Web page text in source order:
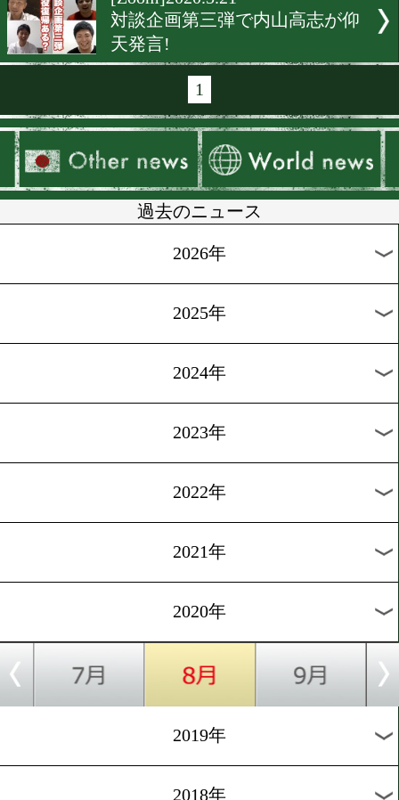
[健康管理]2020.6.1
血中酸素飽和度をチェック!
[写真特集]2020.5.29
今週は「フック」特集!
[ボクモバTUBE]2020.5.24
井上尚弥プレゼント企画当
「中村家」が感謝!
[写真特集]2020.5.21
リングサイドから遠く離れ
[Zoom]2020.5.21
対談企画第三弾で内山高志
天発言!
1
過去のニュース
2026年
2025年